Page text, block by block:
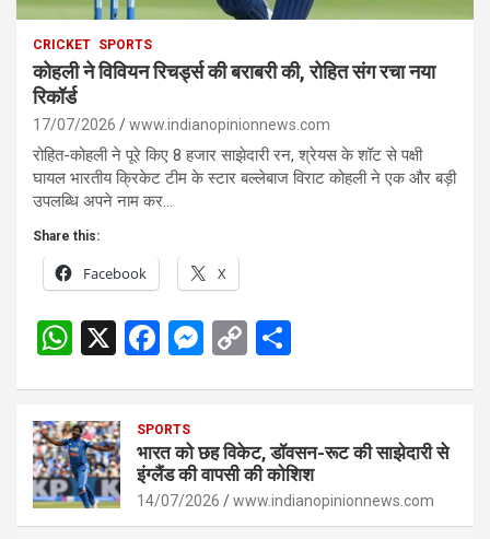
CRICKET SPORTS
कोहली ने विवियन रिचर्ड्स की बराबरी की, रोहित संग रचा नया
रिकॉर्ड
17/07/2026 www.indianopinionnews.com
रोहित-कोहली ने पूरे किए 8 हजार साझेदारी रन, श्रेयस के शॉट से पक्षी
घायल भारतीय क्रिकेट टीम के स्टार बल्लेबाज विराट कोहली ने एक और बड़ी
उपलब्धि अपने नाम कर…
Share this:
Facebook X
W
s
A
p
X
F
b
o
o
M
n
g
er
C
Li
n
k
e
SPORTS
भारत को छह विकेट, डॉवसन-रूट की साझेदारी से
इंग्लैंड की वापसी की कोशिश
14/07/2026 www.indianopinionnews.com